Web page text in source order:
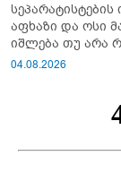
აფხაზი და ოსი
იშლება თუ არა
სისტემა?!
04.08.2026